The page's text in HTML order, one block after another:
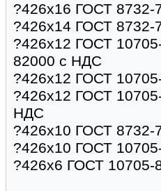
?426х16 ГОСТ 8732-
?426х14 ГОСТ 8732-
?426х12 ГОСТ
82000 с НДС
?426х12 ГОСТ
?426х12 ГОСТ
НДС
?426х10 ГОСТ 8732-
?426х10 ГОСТ
?426х6 ГОСТ 10705-